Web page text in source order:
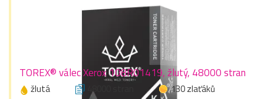
TOREX® válec Xerox 108R01419, žlutý, 48000 stran
žlutá 48000 stran
130 zlaťáků